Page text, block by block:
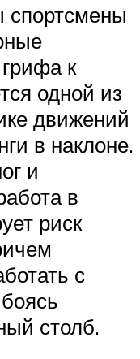
спортсмены
к
одной из
движений
в наклоне.
и
в
риск
с
столб.